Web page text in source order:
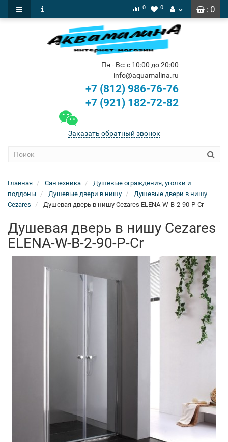
: 0
0 0
Пн - Вс: с 10:00 до 20:00
info@aquamalina.ru
+7 (812) 986-76-76
+7 (921) 182-72-82
Заказать обратный звонок
Главная Сантехника
Душевые ограждения, уголки и
поддоны
Душевые двери в нишу
Душевые двери в нишу
Cezares
Душевая дверь в нишу Cezares ELENA-W-B-2-90-P-Cr
Душевая дверь в нишу Cezares
ELENA-W-B-2-90-P-Cr